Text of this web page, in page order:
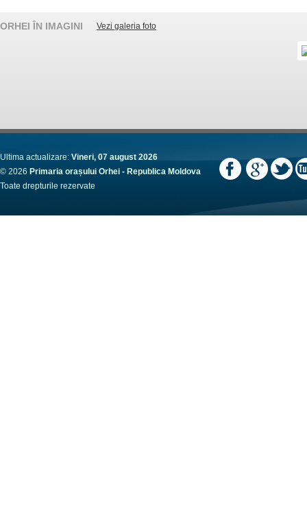
ORHEI ÎN IMAGINI Vezi galeria foto
Ultima actualizare: Vineri, 07 august 2026
© 2026 Primaria orașului Orhei - Republica Moldova
Toate drepturile rezervate